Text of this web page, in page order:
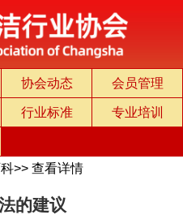
协会动态 会员管理
行业标准 专业培训
>> 查看详情
的建议